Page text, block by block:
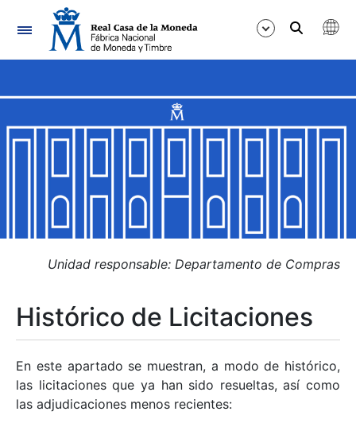
Navegación
Mostrar/Ocultar
Mostrar/Ocultar
Mostrar/Ocultar
Mostrar/Ocultar
Mostrar/Ocultar
Unidad responsable: Departamento de Compras
Histórico de Licitaciones
En este apartado se muestran, a modo de histórico,
las licitaciones que ya han sido resueltas, así como
las adjudicaciones menos recientes: